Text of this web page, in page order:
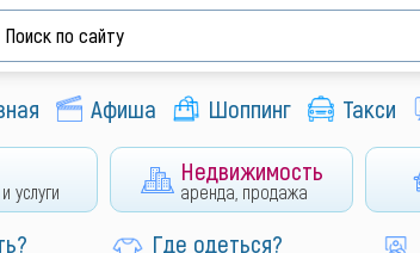
Афиша Шоппинг Такси
услуги
Недвижимость
аренда, продажа
Где одеться?